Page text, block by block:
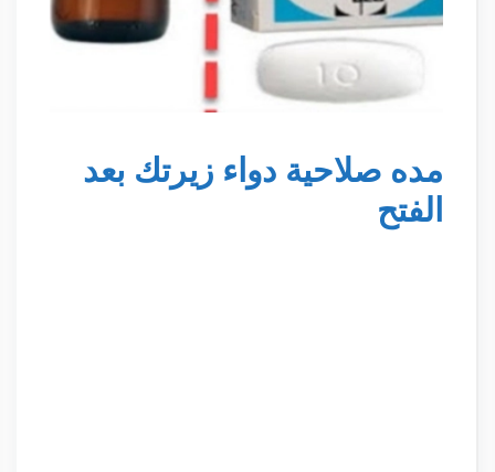
مده صلاحية دواء زيرتك بعد
الفتح